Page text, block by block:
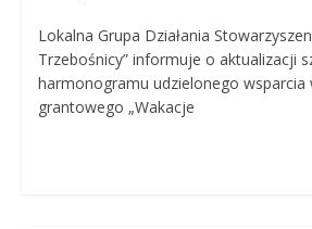
Lokalna Grupa Działania
Trzebośnicy” informuje o aktualizacji
harmonogramu udzielonego
grantowego „Wakacje